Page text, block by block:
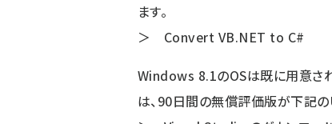
ます。
＞ Convert VB.NET to C#
Windows 8.1のOSは既に用意さ
は、90日間の無償評価版が下記の